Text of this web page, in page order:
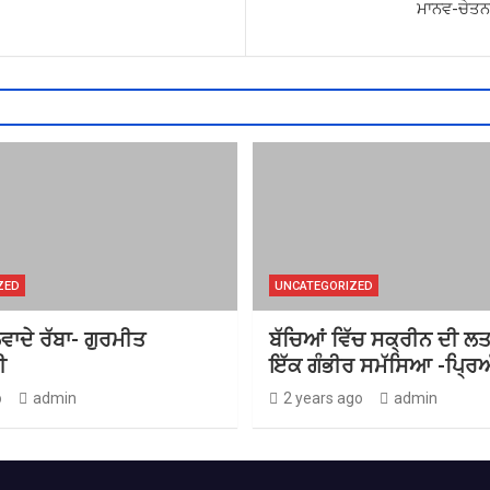
ਮਾਨਵ-
ਰੱਬਾ- ਗੁਰਮੀਤ
admin
UNCATEGORIZED
ਬੱਚਿਆਂ ਵਿੱਚ ਸਕ੍ਰੀਨ ਦੀ
ਇੱਕ ਗੰਭੀਰ ਸਮੱਸਿਆ -
2 years ago admin